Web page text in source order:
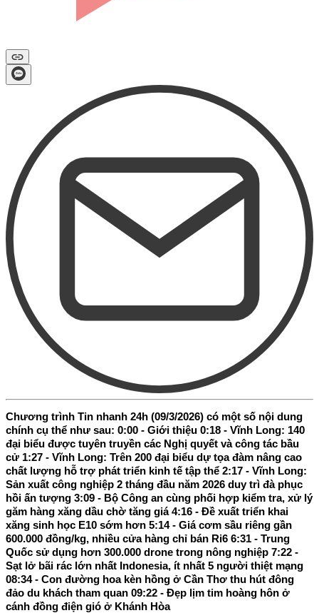
Chương trình Tin nhanh 24h (09/3/2026) có một số nội dung
chính cụ thể như sau: 0:00 - Giới thiệu 0:18 - Vĩnh Long: 140
đại biểu được tuyên truyền các Nghị quyết và công tác bầu
cử 1:27 - Vĩnh Long: Trên 200 đại biểu dự tọa đàm nâng cao
chất lượng hỗ trợ phát triển kinh tế tập thể 2:17 - Vĩnh Long:
Sản xuất công nghiệp 2 tháng đầu năm 2026 duy trì đà phục
hồi ấn tượng 3:09 - Bộ Công an cùng phối hợp kiểm tra, xử lý
găm hàng xăng dầu chờ tăng giá 4:16 - Đề xuất triển khai
xăng sinh học E10 sớm hơn 5:14 - Giá cơm sầu riêng gần
600.000 đồng/kg, nhiều cửa hàng chỉ bán Ri6 6:31 - Trung
Quốc sử dụng hơn 300.000 drone trong nông nghiệp 7:22 -
Sạt lở bãi rác lớn nhất Indonesia, ít nhất 5 người thiệt mạng
08:34 - Con đường hoa kèn hồng ở Cần Thơ thu hút đông
đảo du khách tham quan 09:22 - Đẹp lịm tim hoàng hôn ở
cánh đồng điện gió ở Khánh Hòa